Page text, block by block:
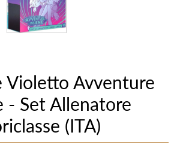
Violetto Avventure
- Set Allenatore
(ITA)